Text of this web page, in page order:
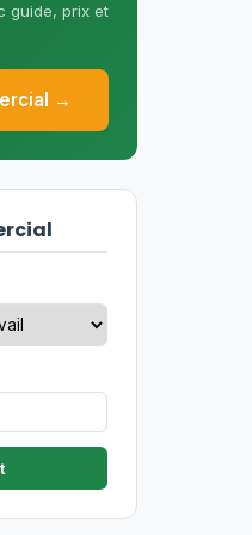
guide, prix et
→